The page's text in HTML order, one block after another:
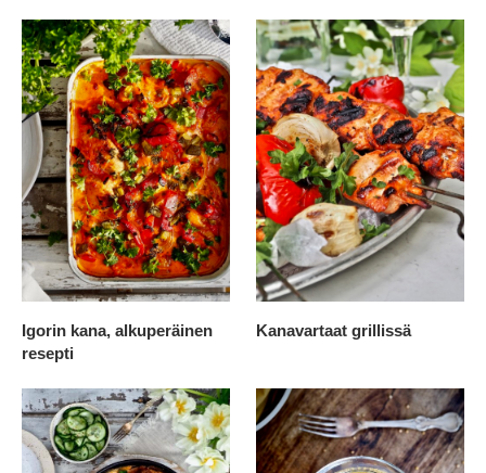
Igorin kana, alkuperäinen
resepti
Kanavartaat grillissä